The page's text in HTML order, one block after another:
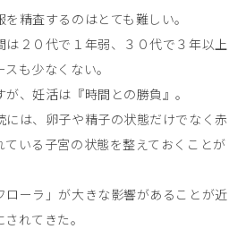
精査するのはとても難しい。
は２０代で１年弱、３０代で３年以上
も少なくない。
、妊活は『時間との勝負』。
は、卵子や精子の状態だけでなく赤
いる子宮の状態を整えておくことが
ローラ」が大きな影響があることが近
れてきた。